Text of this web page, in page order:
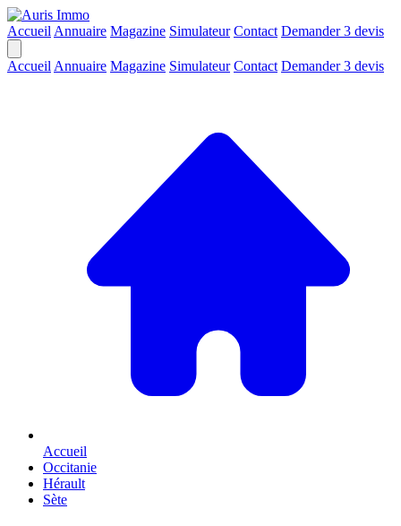
Accueil Annuaire Magazine Simulateur Contact Demander 3 devis
Accueil Annuaire Magazine Simulateur Contact Demander 3 devis
Accueil
Occitanie
Hérault
Sète